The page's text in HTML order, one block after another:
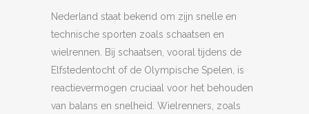
Nederland staat bekend om zijn snelle en
technische sporten zoals schaatsen en
wielrennen. Bij schaatsen, vooral tijdens de
Elfstedentocht of de Olympische Spelen, is
reactievermogen cruciaal voor het behouden
van balans en snelheid. Wielrenners, zoals